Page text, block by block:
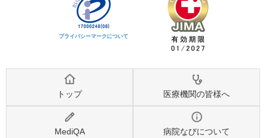
プライバシーマークについて
トップ 医療機関の皆様へ
MediQA 病院なびについて